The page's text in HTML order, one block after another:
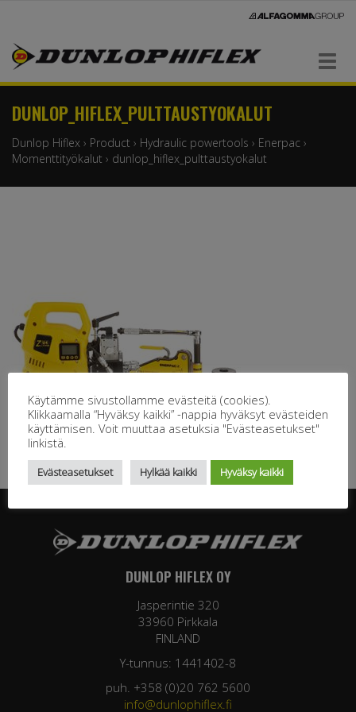
Navigaatio
DUNLOP_HIFLEX_PULTTAUSTYOKALUT
Dunlop Hiflex › Product › Hydraulic powertools › Enerpac ›
Momenttityökalut › dunlop_hiflex_pulttaustyokalut
DUNLOP HIFLEX OY
Jasperintie 320
33960 Pirkkala
FINLAND
Y-tunnus: 1441402-8
puh. +358 (0)20 762 5600
info@dunlophiflex.fi
Käytämme sivustollamme evästeitä (cookies).
Klikkaamalla “Hyväksy kaikki” -nappia hyväksyt evästeiden
käyttämisen. Voit muuttaa asetuksia "Evästeasetukset"
linkistä.
Evästeasetukset Hylkää kaikki Hyväksy kaikki